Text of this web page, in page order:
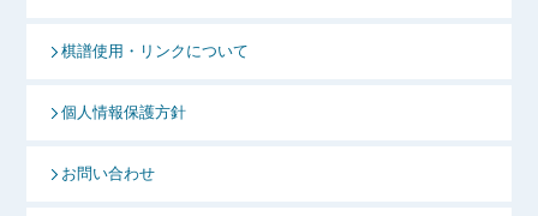
棋譜使用・リンクについて
個人情報保護方針
お問い合わせ